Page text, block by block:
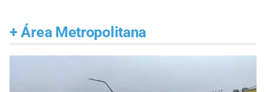
+ Área Metropolitana